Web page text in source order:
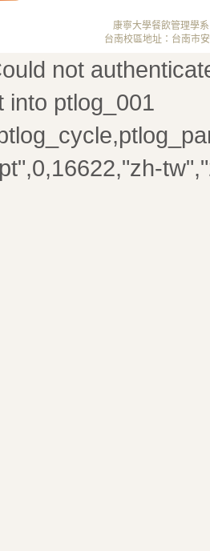
康寧大學餐飲管理學
台南校區地址：台南市
not
into ptlog_001